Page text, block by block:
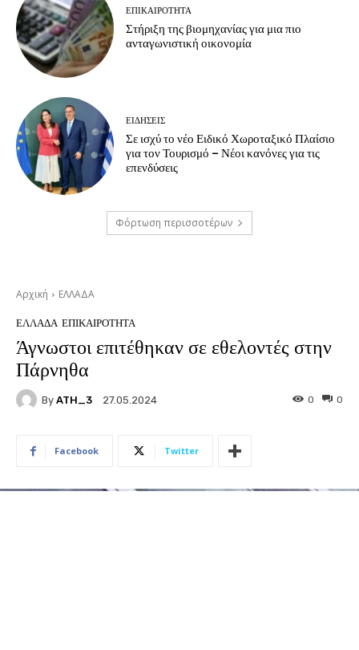
ΕΠΙΚΑΙΡΟΤΗΤΑ
Στήριξη της βιομηχανίας για μια πιο
ανταγωνιστική οικονομία
ΕΙΔΗΣΕΙΣ
Σε ισχύ το νέο Ειδικό Χωροταξικό Πλαίσιο
για τον Τουρισμό – Νέοι κανόνες για τις
επενδύσεις
Φόρτωση περισσοτέρων